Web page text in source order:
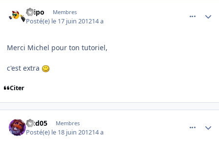
Filipo Membres
Posté(e) le 17 juin 201214 a
Merci Michel pour ton tutoriel,
c'est extra
Citer
Dud05 Membres
Posté(e) le 18 juin 201214 a